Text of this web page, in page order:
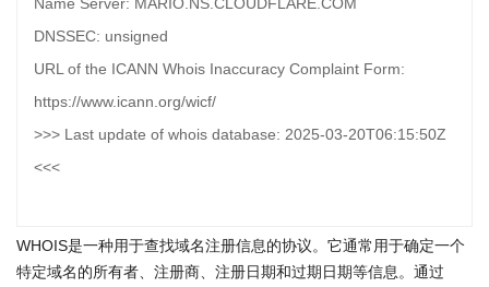
DNSSEC: unsigned
URL of the ICANN Whois Inaccuracy Complaint Form:
https://www.icann.org/wicf/
>>> Last update of whois database: 2025-03-20T06:15:50Z
<<<
WHOIS是一种用于查找域名注册信息的协议。它通常用于确定一个
特定域名的所有者、注册商、注册日期和过期日期等信息。通过